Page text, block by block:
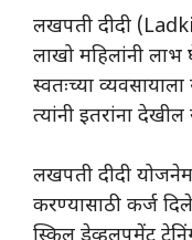
लखपती दीदी
लाखो महिलांनी
स्वतःच्या
त्यांनी इतरांना
लखपती दीदी
करण्यासाठी कर्ज